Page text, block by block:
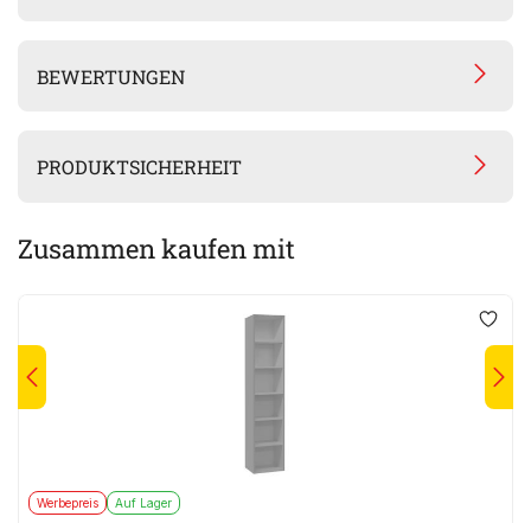
BEWERTUNGEN
PRODUKTSICHERHEIT
Zusammen kaufen mit
Werbepreis Auf Lager